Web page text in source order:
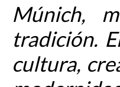
Múnich,
tradición.
cultura,